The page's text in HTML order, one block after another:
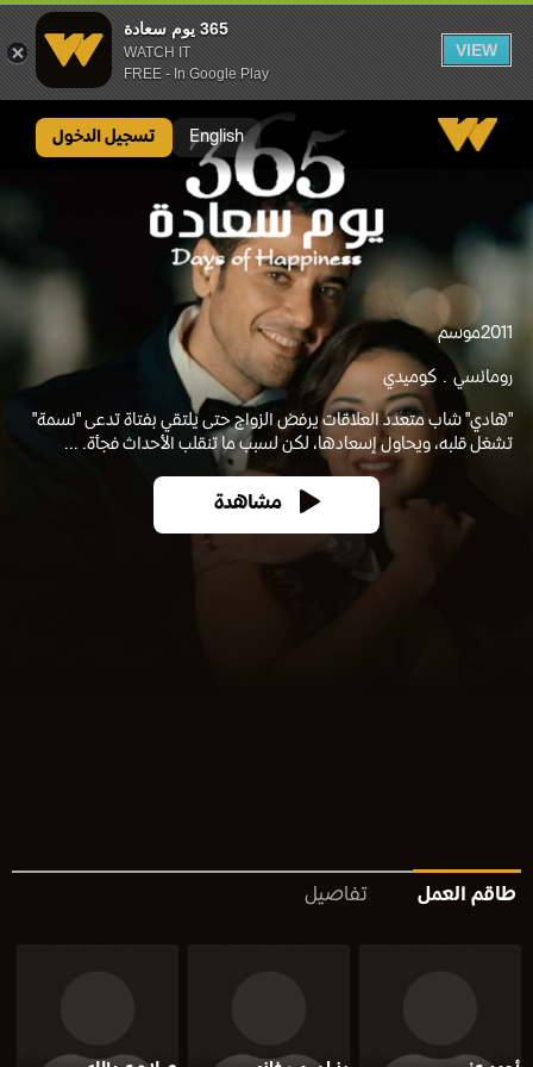
365 يوم سعادة
WATCH IT
FREE - In Google Play
VIEW
English تسجيل الدخول
2011موسم
رومانسي كوميدي
"هادي" شاب متعدد العلاقات يرفض الزواج حتى يلتقي بفتاة تدعى "نسمة"
تشغل قلبه، ويحاول إسعادها، لكن لسبب ما تنقلب الأحداث فجأة. ...
مشاهدة
طاقم العمل تفاصيل